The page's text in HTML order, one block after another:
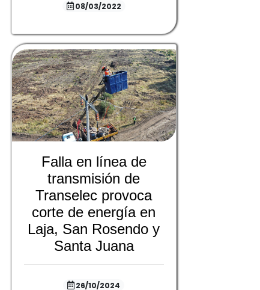
08/03/2022
Falla en línea de
transmisión de
Transelec provoca
corte de energía en
Laja, San Rosendo y
Santa Juana
26/10/2024